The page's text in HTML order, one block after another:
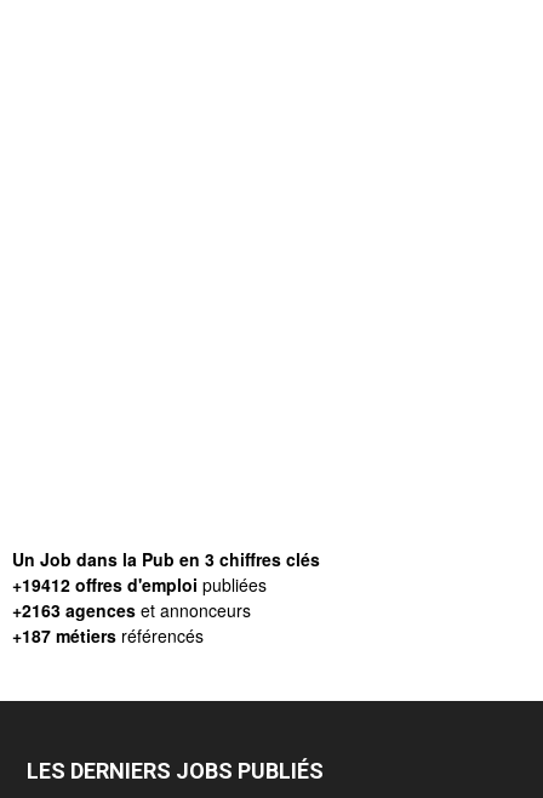
Un Job dans la Pub en 3 chiffres clés
+19412 offres d'emploi publiées
+2163 agences et annonceurs
+187 métiers référencés
LES DERNIERS JOBS PUBLIÉS